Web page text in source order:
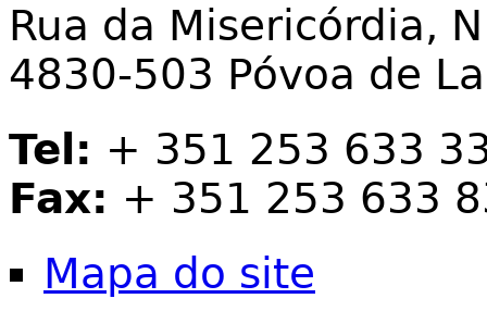
Rua da Misericórdia,
4830-503 Póvoa de
Tel: + 351 253 633
Fax: + 351 253 633
Mapa do site